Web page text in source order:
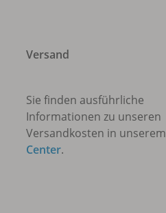
Versand
Sie finden ausführliche
Informationen zu unseren
Versandkosten in unserem
Center.